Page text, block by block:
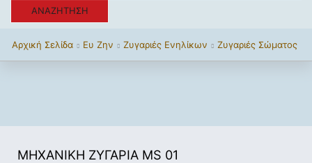
ΑΝΑΖΉΤΗΣΗ
Αρχική Σελίδα Ευ Ζην Ζυγαριές Ενηλίκων Ζυγαριές Σώματος
ΜΗΧΑΝΙΚΗ ΖΥΓΑΡΙΑ MS 01